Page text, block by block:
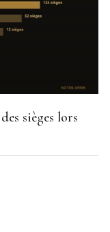
sièges lors